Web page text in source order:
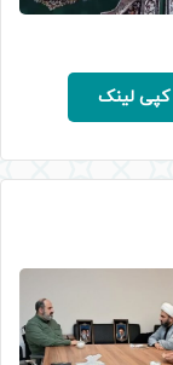
کپی لینک